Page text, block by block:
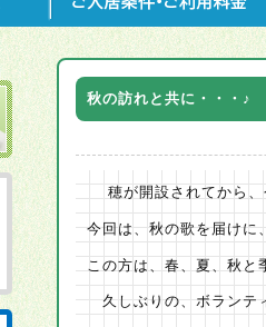
秋の訪れと共に・・・♪
穂が開設されてから、
今回は、秋の歌を届けに
この方は、春、夏、秋
久しぶりの、ボランテ